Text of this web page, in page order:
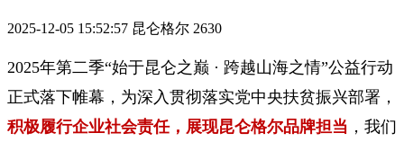
2025-12-05 15:52:57 昆仑格尔 2630
2025年第二季“始于昆仑之巅 · 跨越山海之情”公益行动
正式落下帷幕，为深入贯彻落实党中央扶贫振兴部署，
积极履行企业社会责任，展现昆仑格尔品牌担当 ，我们